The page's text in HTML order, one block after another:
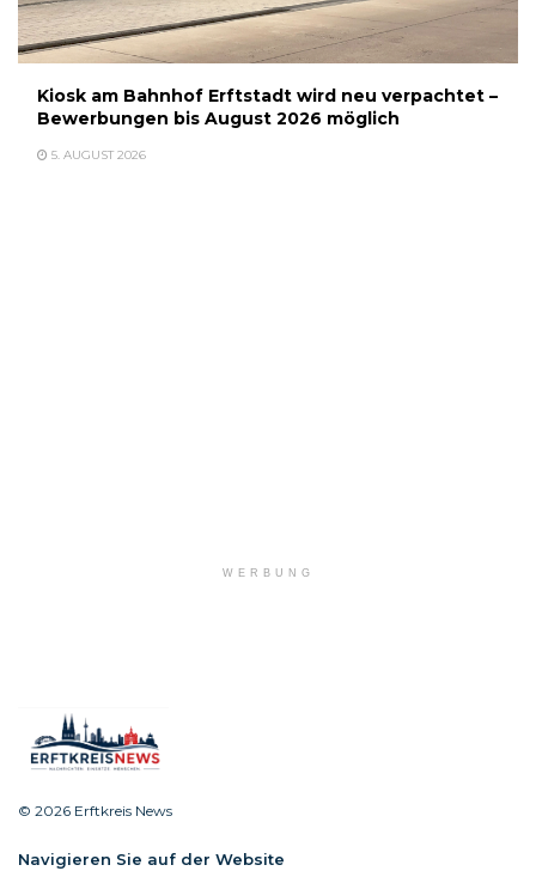
Kiosk am Bahnhof Erftstadt wird neu verpachtet –
Bewerbungen bis August 2026 möglich
5. AUGUST 2026
WERBUNG
© 2026 Erftkreis News
Navigieren Sie auf der Website